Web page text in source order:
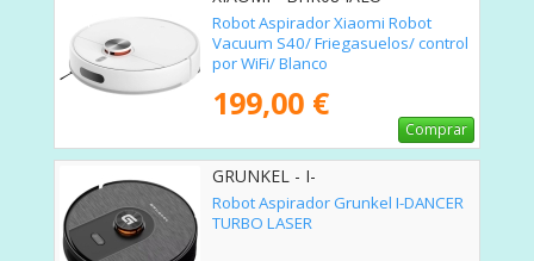
Robot Aspirador Xiaomi Robot
Vacuum S40/ Friegasuelos/ control
por WiFi/ Blanco
199,00 €
Comprar
GRUNKEL - I-
DANCERTURBOLASER
Robot Aspirador Grunkel I-DANCER
TURBO LASER